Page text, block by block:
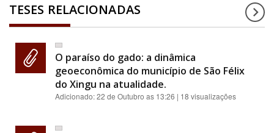
TESES RELACIONADAS
O paraíso do gado: a dinâmica
geoeconômica do município de São Félix
do Xingu na atualidade.
Adicionado:22 de Outubro as 13:26 | 18 visualizações